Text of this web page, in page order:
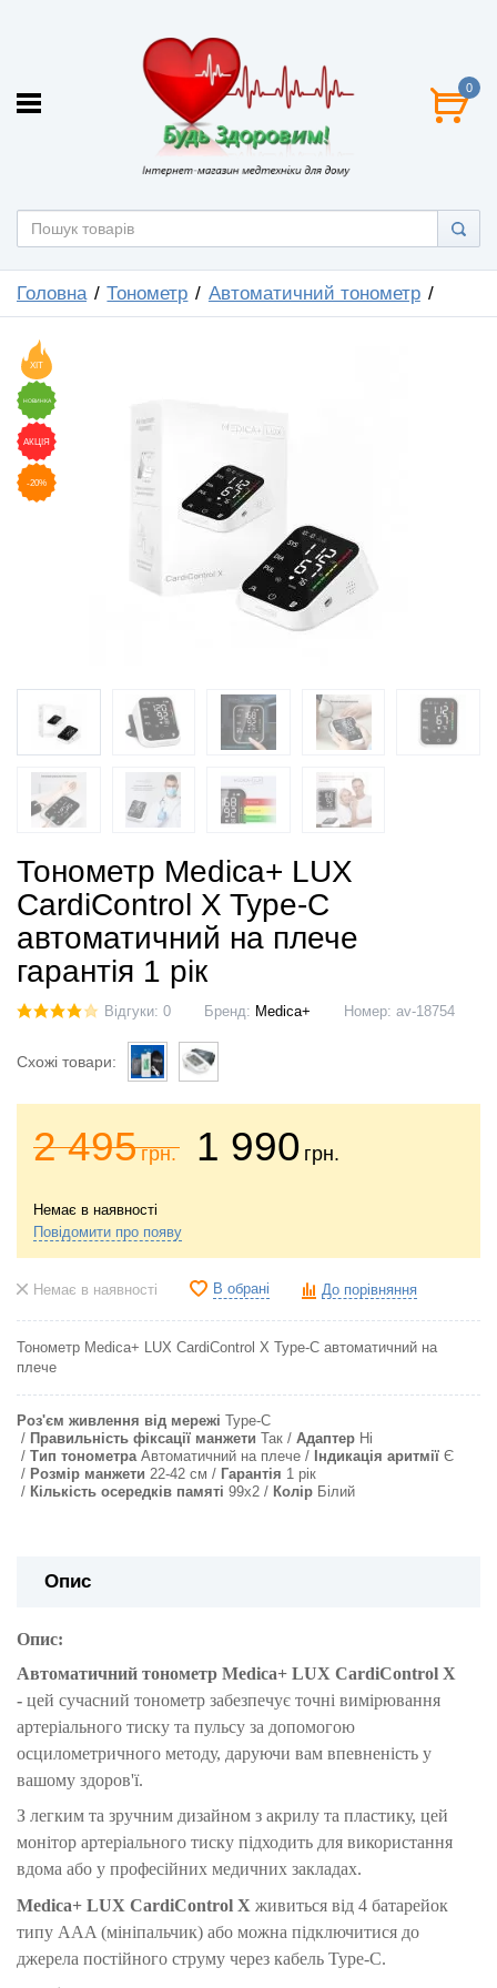
0
Головна Тонометр Автоматичний тонометр
ХІТ
НОВИНКА
АКЦІЯ
-20%
Тонометр Medica+ LUX
CardiControl X Type-C
автоматичний на плече
гарантія 1 рік
Відгуки: 0 Бренд: Medica+ Номер: av-18754
Схожі товари:
2 495грн. 1 990 грн.
Немає в наявності
Повідомити про появу
Немає в наявності В обрані До порівняння
Тонометр Medica+ LUX CardiControl X Type-C автоматичний на
плече
Роз'єм живлення від мережі
Type-C
Правильність фіксації манжети
Так Адаптер Ні
Тип тонометра Автоматичний на плече Індикація аритмії Є
Розмір манжети 22-42 см Гарантія 1 рік
Кількість осередків памяті 99х2 Колір Білий
Опис
Опис:
Автоматичний тонометр Medica+ LUX CardiControl X
- цей сучасний тонометр забезпечує точні вимірювання
артеріального тиску та пульсу за допомогою
осцилометричного методу, даруючи вам впевненість у
вашому здоров'ї.
З легким та зручним дизайном з акрилу та пластику, цей
монітор артеріального тиску підходить для використання
вдома або у професійних медичних закладах.
Medica+ LUX CardiControl X живиться від 4 батарейок
типу AAA (мініпальчик) або можна підключитися до
джерела постійного струму через кабель Type-C.